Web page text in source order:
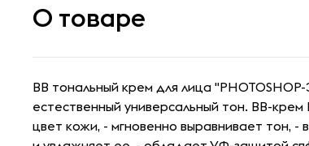
О товаре
ВВ тональный крем для лица
естественный универсальный тон. BB-
цвет кожи, - мгновенно выравнивает тон, -